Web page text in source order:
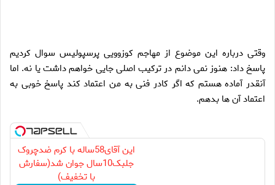
وقتی درباره این موضوع از مهاجم کوزوویی پرسپولیس سوال کردیم
پاسخ داد: هنوز نمی دانم در ترکیب اصلی جایی خواهم داشت یا نه. اما
آنقدر آماده هستم که اگر کادر فنی به من اعتماد کند پاسخ خوبی به
اعتماد آن ها بدهم.
این آقای58ساله با کرم ضدچروک
جلبک10سال جوان شد(سفارش
با تخفیف)